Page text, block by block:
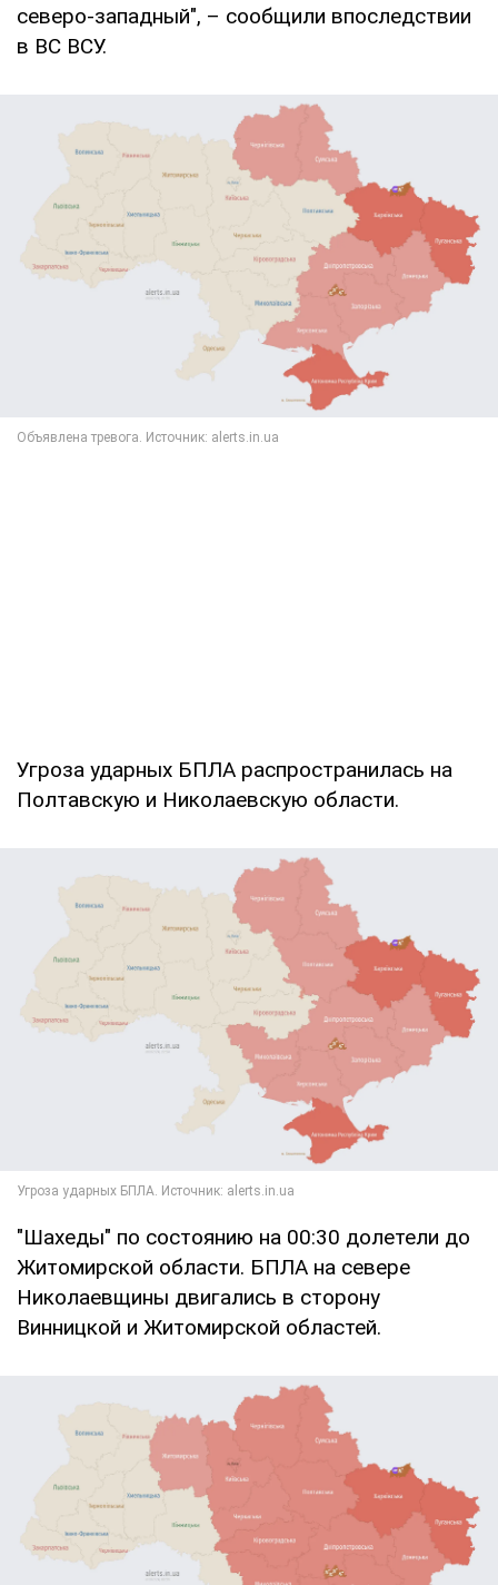
северо-западный", – сообщили впоследствии
в ВС ВСУ.
Угроза ударных БПЛА распространилась на
Полтавскую и Николаевскую области.
"Шахеды" по состоянию на 00:30 долетели до
Житомирской области. БПЛА на севере
Николаевщины двигались в сторону
Винницкой и Житомирской областей.